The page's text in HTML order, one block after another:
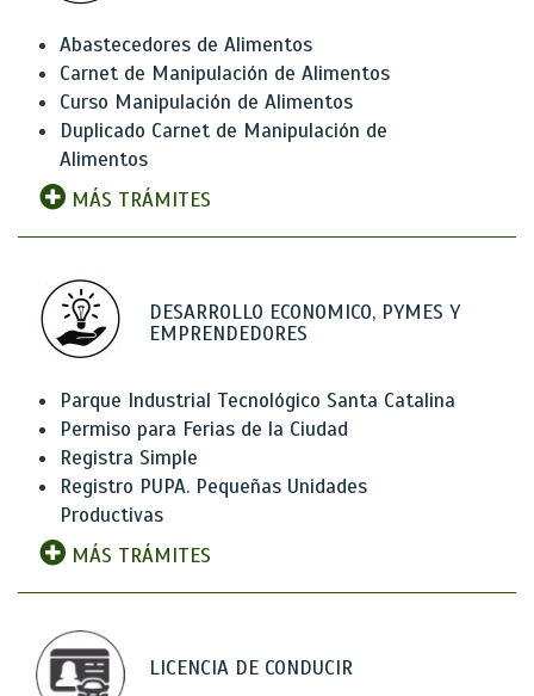
Abastecedores de Alimentos
Carnet de Manipulación de Alimentos
Curso Manipulación de Alimentos
Duplicado Carnet de Manipulación de
Alimentos
MÁS TRÁMITES
DESARROLLO ECONOMICO, PYMES Y
EMPRENDEDORES
Parque Industrial Tecnológico Santa Catalina
Permiso para Ferias de la Ciudad
Registra Simple
Registro PUPA. Pequeñas Unidades
Productivas
MÁS TRÁMITES
LICENCIA DE CONDUCIR